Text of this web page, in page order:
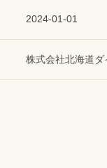
2024-01-01
株式会社北海道ダ